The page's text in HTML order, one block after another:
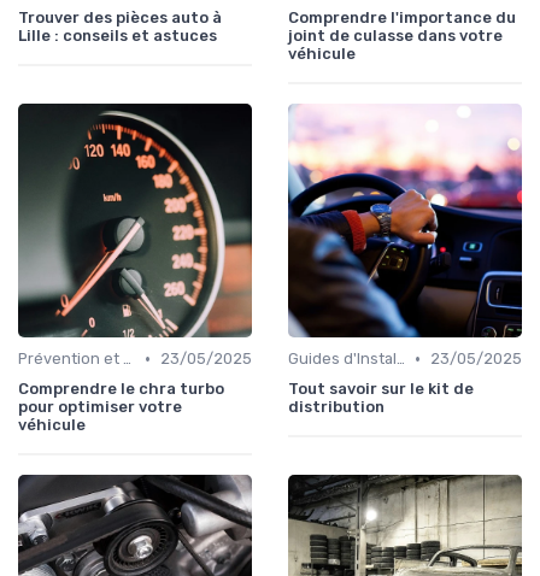
Trouver des pièces auto à
Lille : conseils et astuces
Comprendre l'importance du
joint de culasse dans votre
véhicule
Prévention et Diagnostic des Pannes •
23/05/2025
Comprendre le chra turbo
pour optimiser votre
véhicule
Guides d'Installation et de Réparation •
23/05/2025
Tout savoir sur le kit de
distribution